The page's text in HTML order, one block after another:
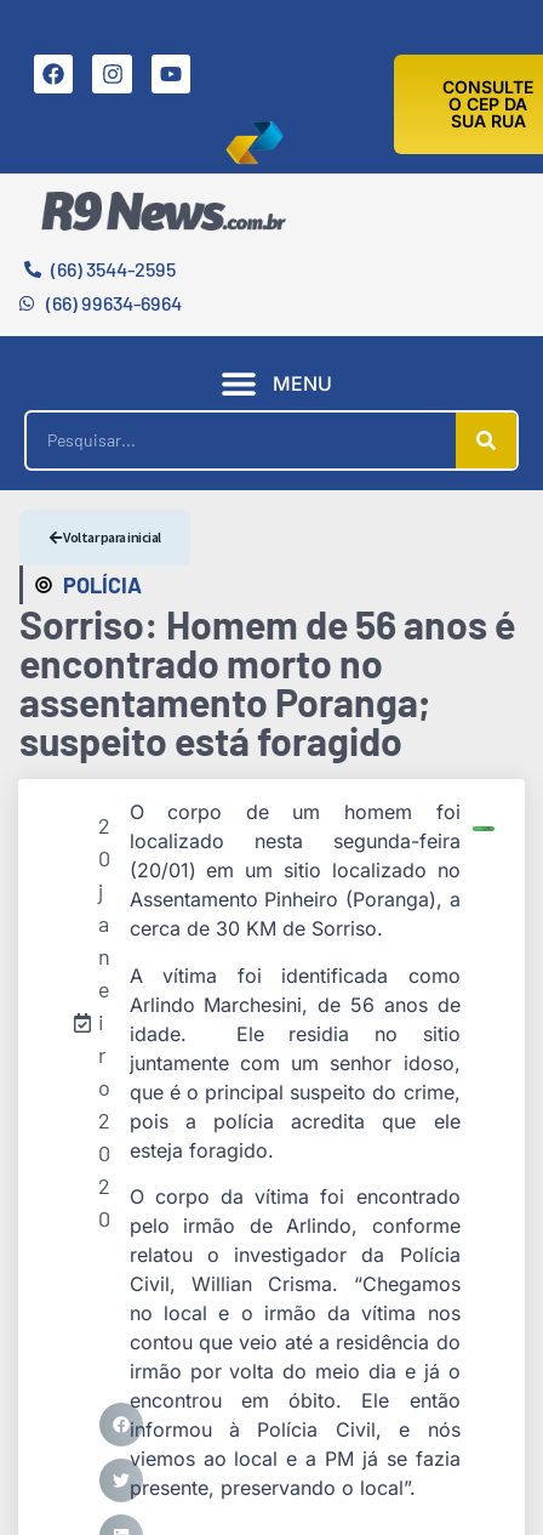
CONSULTE
O CEP DA
SUA RUA
(66) 3544-2595
(66) 99634-6964
MENU
POLÍCIA
Voltar para inicial
Sorriso: Homem de 56 anos é
encontrado morto no
assentamento Poranga;
suspeito está foragido
2
0
j
a
n
e
i
r
o
2
0
2
0
O corpo de um homem foi
localizado nesta segunda-feira
(20/01) em um sitio localizado no
Assentamento Pinheiro (Poranga), a
cerca de 30 KM de Sorriso.
A vítima foi identificada como
Arlindo Marchesini, de 56 anos de
idade. Ele residia no sitio
juntamente com um senhor idoso,
que é o principal suspeito do crime,
pois a polícia acredita que ele
esteja foragido.
O corpo da vítima foi encontrado
pelo irmão de Arlindo, conforme
relatou o investigador da Polícia
Civil, Willian Crisma. “Chegamos
no local e o irmão da vítima nos
contou que veio até a residência do
irmão por volta do meio dia e já o
encontrou em óbito. Ele então
informou à Polícia Civil, e nós
viemos ao local e a PM já se fazia
presente, preservando o local”.